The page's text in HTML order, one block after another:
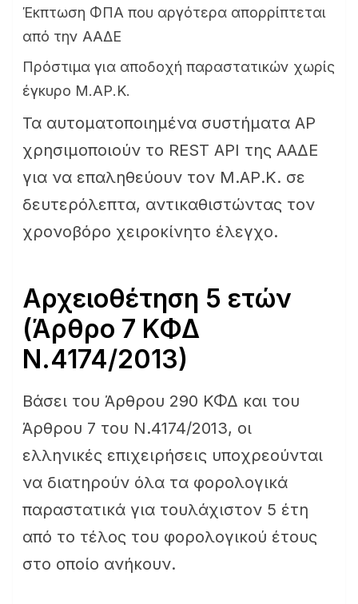
Έκπτωση ΦΠΑ που αργότερα απορρίπτεται
από την ΑΑΔΕ
Πρόστιμα για αποδοχή παραστατικών χωρίς
έγκυρο Μ.ΑΡ.Κ.
Τα αυτοματοποιημένα συστήματα AP
χρησιμοποιούν το REST API της ΑΑΔΕ
για να επαληθεύουν τον Μ.ΑΡ.Κ. σε
δευτερόλεπτα, αντικαθιστώντας τον
χρονοβόρο χειροκίνητο έλεγχο.
Αρχειοθέτηση 5 ετών
(Άρθρο 7 ΚΦΔ
Ν.4174/2013)
Βάσει του Άρθρου 290 ΚΦΔ και του
Άρθρου 7 του Ν.4174/2013, οι
ελληνικές επιχειρήσεις υποχρεούνται
να διατηρούν όλα τα φορολογικά
παραστατικά για τουλάχιστον 5 έτη
από το τέλος του φορολογικού έτους
στο οποίο ανήκουν.